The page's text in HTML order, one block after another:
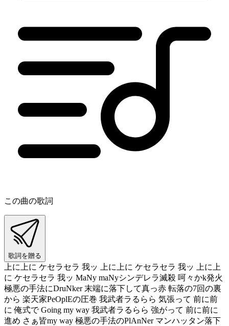
この曲の歌詞
歌詞を贈る
上に上に ケセラセラ 我ッ 上に上に ケセラセラ 我ッ 上に上
に ケセラセラ 我ッ MaNy maNyシンデレラ滅殺 呵々かk発火
極悪の手法にDruNker 末端に落下して真っ赤 転落の7回の裏
から 楽天家PeOplEの圧巻 我武者ラるらら 気張って 前に前
に 俺式で Going my way 我武者ラるらら 強がって 前に前に
進め さぁ皆my way 極悪の手法のPlAnNer マンハッタン落下